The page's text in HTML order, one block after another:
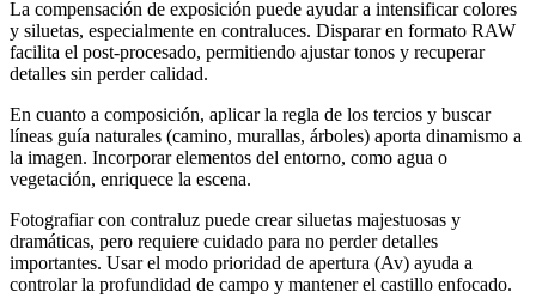
La compensación de exposición puede ayudar a intensificar colores
y siluetas, especialmente en contraluces. Disparar en formato RAW
facilita el post-procesado, permitiendo ajustar tonos y recuperar
detalles sin perder calidad.
En cuanto a composición, aplicar la regla de los tercios y buscar
líneas guía naturales (camino, murallas, árboles) aporta dinamismo a
la imagen. Incorporar elementos del entorno, como agua o
vegetación, enriquece la escena.
Fotografiar con contraluz puede crear siluetas majestuosas y
dramáticas, pero requiere cuidado para no perder detalles
importantes. Usar el modo prioridad de apertura (Av) ayuda a
controlar la profundidad de campo y mantener el castillo enfocado.